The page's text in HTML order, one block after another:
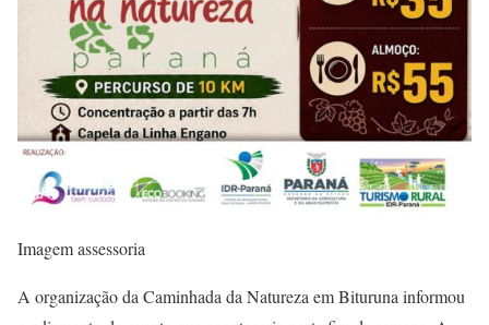
Imagem assessoria
A organização da Caminhada da Natureza em Bituruna informou